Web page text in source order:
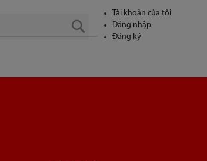
Tài khoản của tôi
Đăng nhập
Đăng ký